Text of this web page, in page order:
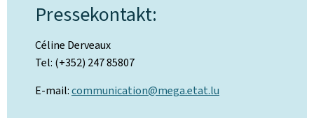
Pressekontakt:
Céline Derveaux
Tel: (+352) 247 85807
E-mail:communication@mega.etat.lu